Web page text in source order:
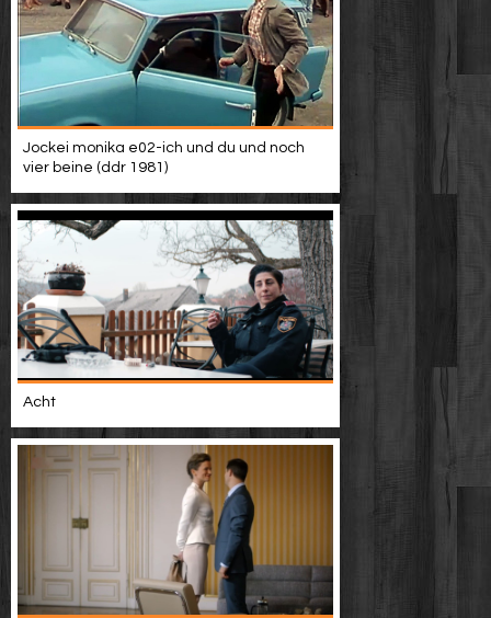
Jockei monika e02-ich und du und noch
vier beine (ddr 1981)
Acht